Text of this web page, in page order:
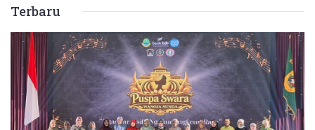
Terbaru